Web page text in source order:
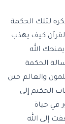
لتلك الحكمة
كيف يهذب
الله
الحكمة
والعالم حين
الحكيم إلى
في حياة
إلى الله